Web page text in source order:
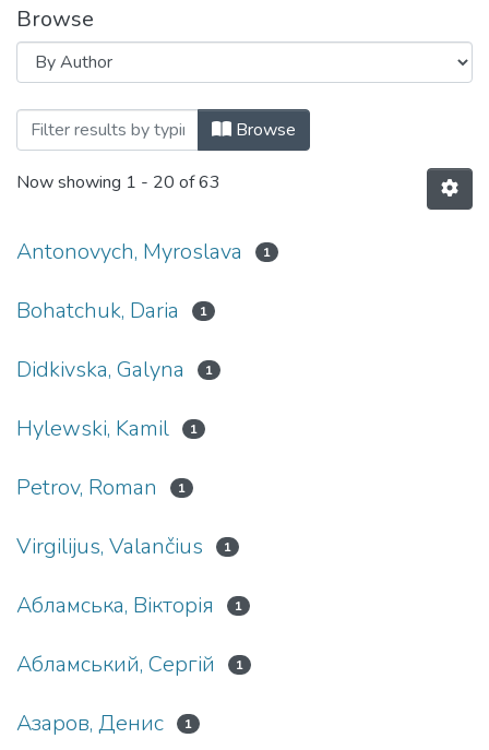
Browse
Browsing Міжнародна науково-
Browse
Now showing 1 - 20 of 63
Antonovych, Myroslava 1
Bohatchuk, Daria 1
Didkivska, Galyna 1
Hylewski, Kamil 1
Petrov, Roman 1
Virgilijus, Valančius 1
Абламська, Вікторія 1
Абламський, Сергій 1
Азаров, Денис 1